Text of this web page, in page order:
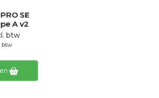
SE
A v2
btw
btw